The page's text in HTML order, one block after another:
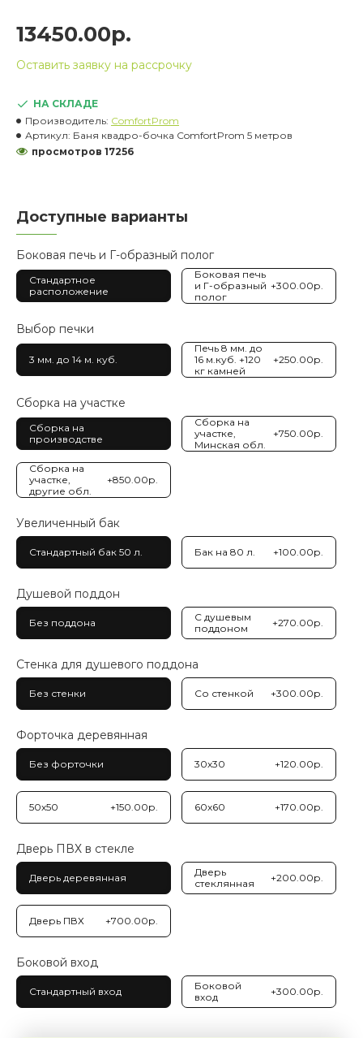
НА СКЛАДЕ
Производитель: ComfortProm
Артикул: Баня квадро-бочка ComfortProm 5 метров
просмотров 17256
13450.00р.
Оставить заявку на рассрочку
Доступные варианты
Боковая печь и Г-образный полог
Стандартное
расположение
Боковая печь
и Г-образный
полог
+300.00р.
Выбор печки
3 мм. до 14 м. куб.
Печь 8 мм. до
16 м.куб. +120
кг камней
+250.00р.
Сборка на участке
Сборка на
производстве
Сборка на
участке,
Минская обл.
+750.00р.
Сборка на
участке,
другие обл.
+850.00р.
Увеличенный бак
Стандартный бак 50 л. Бак на 80 л. +100.00р.
Душевой поддон
Без поддона
С душевым
поддоном
+270.00р.
Стенка для душевого поддона
Без стенки Со стенкой +300.00р.
Форточка деревянная
Без форточки 30х30 +120.00р.
50х50 +150.00р. 60х60 +170.00р.
Дверь ПВХ в стекле
Дверь деревянная
Дверь
стеклянная
+200.00р.
Дверь ПВХ +700.00р.
Боковой вход
Стандартный вход
Боковой
вход
+300.00р.